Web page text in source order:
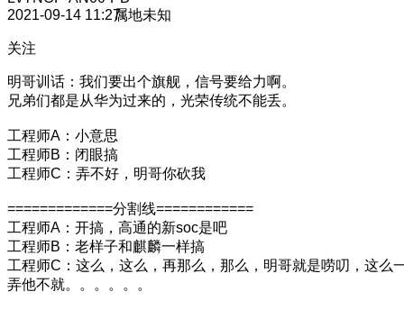
2021-09-14 11:27属地未知
关注
明哥训话：我们要出个旗舰，信号要给力啊。
兄弟们都是从华为过来的，光荣传统不能丢。
工程师A：小意思
工程师B：闭眼搞
工程师C：弄不好，明哥你砍我
=============分割线============
工程师A：开搞，高通的新soc是吧
工程师B：老样子和麒麟一样搞
工程师C：这么，这么，再那么，那么，明哥就是唠叨，这么
弄他不就。。。。。。